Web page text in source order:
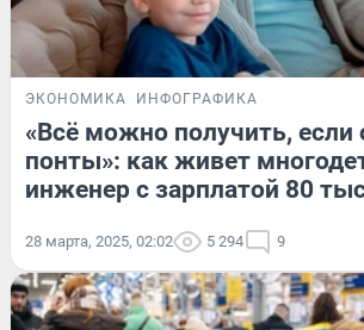
ЭКОНОМИКА ИНФОГРАФИКА
«Всё можно получить, если
понты»: как живет
инженер с зарплатой 80
28 марта, 2025, 02:02 5 294 9